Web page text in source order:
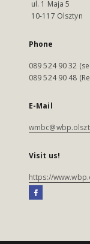
ul. 1 Maja 5
10-117 Olsztyn
Phone
089 524 90 32
089 524 90 48
E-Mail
Visit us!
https://